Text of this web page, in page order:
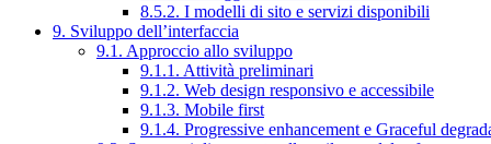
8.5.2. I modelli di sito e servizi disponibili
9. Sviluppo dell’interfaccia
9.1. Approccio allo sviluppo
9.1.1. Attività preliminari
9.1.2. Web design responsivo e accessibile
9.1.3. Mobile first
9.1.4. Progressive enhancement e Graceful